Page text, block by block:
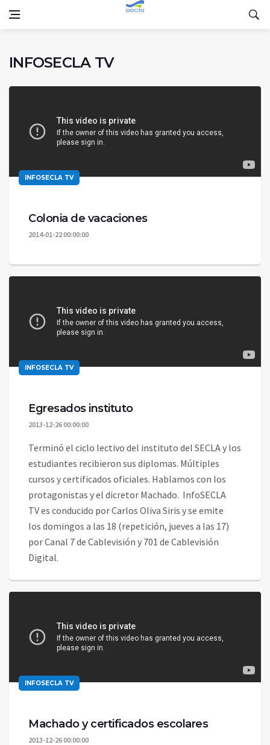
INFOSECLA TV
INFOSECLA TV
Colonia de vacaciones
2014-01-22 00:00:00
INFOSECLA TV
Egresados instituto
2013-12-26 00:00:00
Terminó el ciclo lectivo del instituto del SECLA y los
estudiantes recibieron sus diplomas. Múltiples
cursos y certificados oficiales. Hablamos con los
protagonistas y el dicretor Machado. InfoSECLA
TV es conducido por Carlos Oliva Siris y se emite
los domingos a las 18 (repetición, jueves a las 17)
por Canal 7 de Cablevisión y 701 de Cablevisión
Digital.
INFOSECLA TV
Machado y certificados escolares
2013-12-26 00:00:00